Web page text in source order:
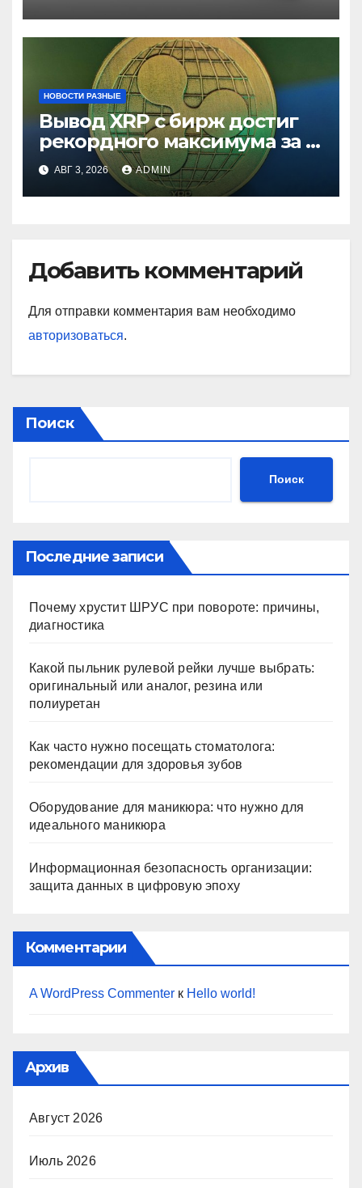
НОВОСТИ РАЗНЫЕ
Вывод XRP с бирж достиг
рекордного максимума за 5
летАВГ 3, 2026 ADMIN
Добавить комментарий
Для отправки комментария вам необходимо
авторизоваться.
Поиск
Поиск
Последние записи
Почему хрустит ШРУС при повороте: причины,
диагностика
Какой пыльник рулевой рейки лучше выбрать:
оригинальный или аналог, резина или
полиуретан
Как часто нужно посещать стоматолога:
рекомендации для здоровья зубов
Оборудование для маникюра: что нужно для
идеального маникюра
Информационная безопасность организации:
защита данных в цифровую эпоху
Комментарии
A WordPress Commenter к Hello world!
Архив
Август 2026
Июль 2026